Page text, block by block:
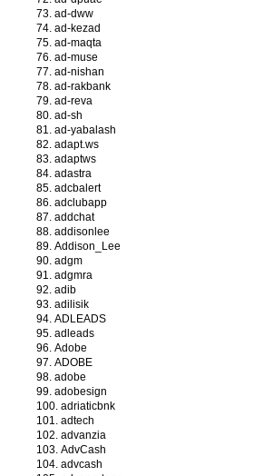
ad-dww
ad-kezad
ad-maqta
ad-muse
ad-nishan
ad-rakbank
ad-reva
ad-sh
ad-yabalash
adapt.ws
adaptws
adastra
adcbalert
adclubapp
addchat
addisonlee
Addison_Lee
adgm
adgmra
adib
adilisik
ADLEADS
adleads
Adobe
ADOBE
adobe
adobesign
adriaticbnk
adtech
advanzia
AdvCash
advcash